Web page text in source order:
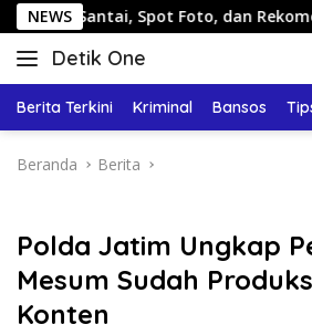
Langsung
ke
konten
NEWS
Spot Foto, dan Rekomendasi
Detik One
Tajam
Fakta
Berita Terkini Kriminal Bansos
Beranda Berita
Polda Jatim Ungkap
Mesum Sudah
Konten